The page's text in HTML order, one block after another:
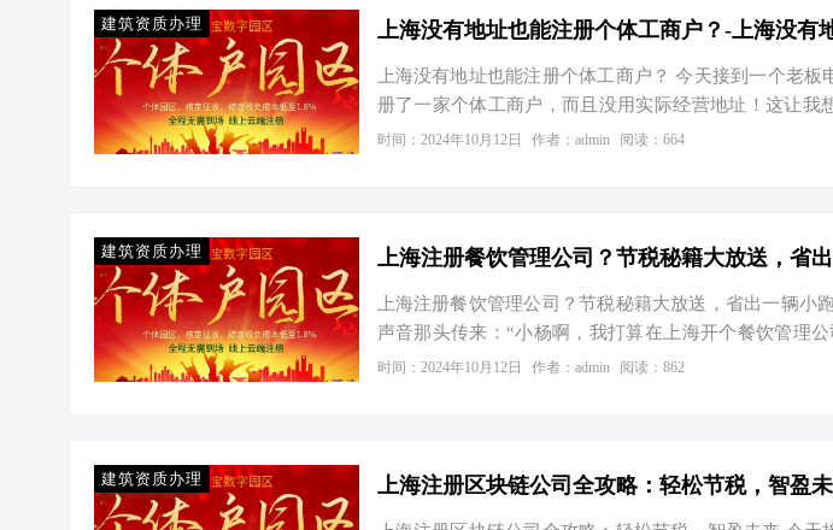
企业中，个体工商户和有限公司的数量比例可是大有讲
建筑资质办理 上海没有地址也能注册个体工商户？-上海没有
上海没有地址也能注册个体工商户？ 今天接到一个老
册了一家个体工商户，而且没用实际经营地址！这让我
疑惑。现在，随着政策的优化和服务的升级，这一切变
中，上海爱税宝园区就提供了免费注册地址服务。这意
时间：2024年10月12日 作者：admin 阅读：664
建筑资质办理
上海注册餐饮管理公司？节税秘籍大放送，省出一辆小
声音那头传来：“小杨啊，我打算在上海开个餐饮管理
您还别说，这可正是我的专业领域！上海啊，那个经济
通过后，就是准备一堆“身份证明”了——股东身份证原
时间：2024年10月12日 作者：admin 阅读：862
建筑资质办理